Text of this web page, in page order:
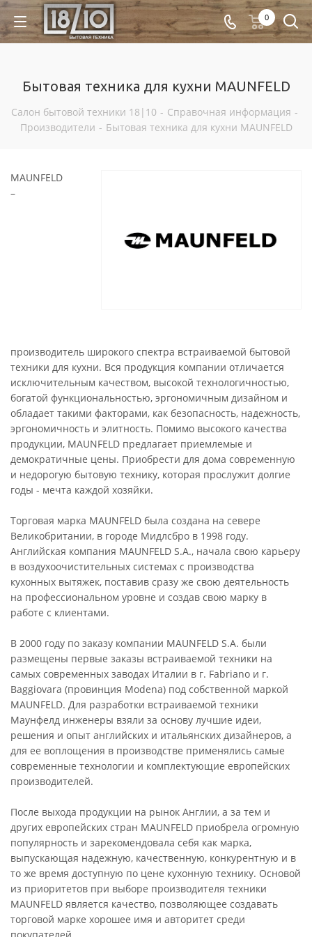
0
Бытовая техника для кухни MAUNFELD
Салон бытовой техники 18|10 - Справочная информация -
Производители - Бытовая техника для кухни MAUNFELD
MAUNFELD
–
производитель широкого спектра встраиваемой бытовой
техники для кухни. Вся продукция компании отличается
исключительным качеством, высокой технологичностью,
богатой функциональностью, эргономичным дизайном и
обладает такими факторами, как безопасность, надежность,
эргономичность и элитность. Помимо высокого качества
продукции, MAUNFELD предлагает приемлемые и
демократичные цены. Приобрести для дома современную
и недорогую бытовую технику, которая прослужит долгие
годы - мечта каждой хозяйки.
Торговая марка MAUNFELD была создана на севере
Великобритании, в городе Мидлсбро в 1998 году.
Английская компания MAUNFELD S.A., начала свою карьеру
в воздухоочистительных системах с производства
кухонных вытяжек, поставив сразу же свою деятельность
на профессиональном уровне и создав свою марку в
работе с клиентами.
В 2000 году по заказу компании MAUNFELD S.A. были
размещены первые заказы встраиваемой техники на
самых современных заводах Италии в г. Fabriano и г.
Baggiovara (провинция Modena) под собственной маркой
MAUNFELD. Для разработки встраиваемой техники
Маунфелд инженеры взяли за основу лучшие идеи,
решения и опыт английских и итальянских дизайнеров, а
для ее воплощения в производстве применялись самые
современные технологии и комплектующие европейских
производителей.
После выхода продукции на рынок Англии, а за тем и
других европейских стран MAUNFELD приобрела огромную
популярность и зарекомендовала себя как марка,
выпускающая надежную, качественную, конкурентную и в
то же время доступную по цене кухонную технику. Основой
из приоритетов при выборе производителя техники
MAUNFELD является качество, позволяющее создавать
торговой марке хорошее имя и авторитет среди